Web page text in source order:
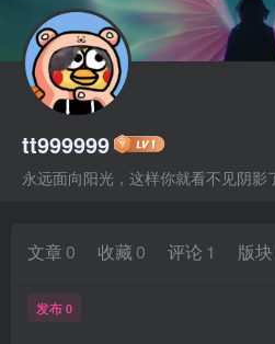
tt999999
永远面向阳光，这样你就看不见阴影
文章 0 收藏 0 评论 1 版块
发布 0